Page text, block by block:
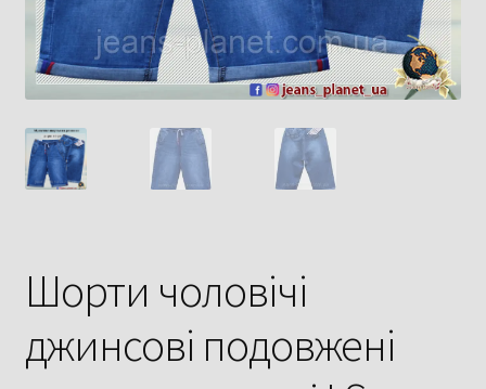
Шорти чоловічі
джинсові подовжені